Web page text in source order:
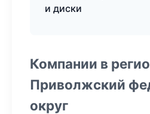
и диски
Компании в
Приволжский
округ